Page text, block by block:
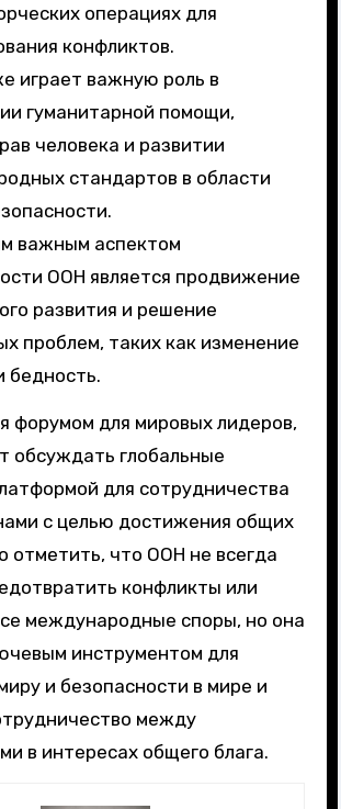
операциях для
конфликтов.
играет важную роль в
гуманитарной помощи,
человека и развитии
стандартов в области
важным аспектом
ООН является продвижение
развития и решение
проблем, таких как изменение
бедность.
форумом для мировых лидеров,
обсуждать глобальные
для сотрудничества
с целью достижения общих
отметить, что ООН не всегда
конфликты или
международные споры, но она
инструментом для
и безопасности в мире и
между
в интересах общего блага.